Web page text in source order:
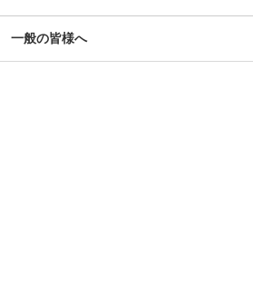
一般の皆様へ